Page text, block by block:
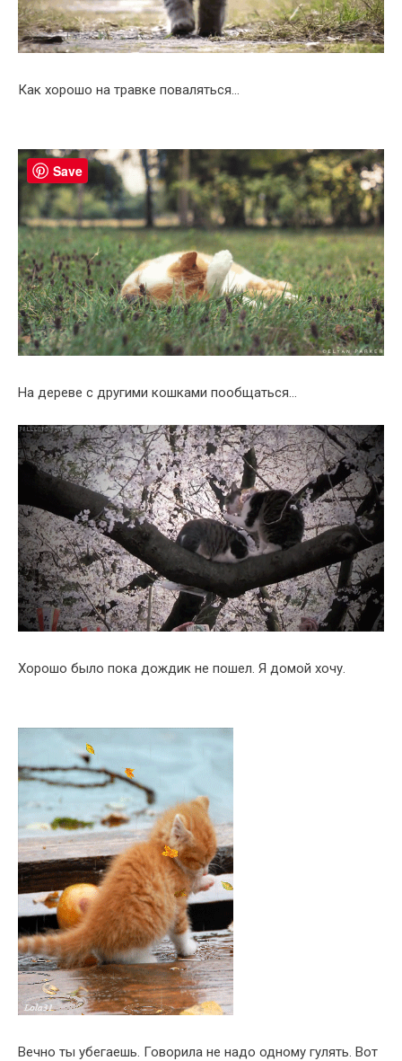
Как хорошо на травке поваляться…
На дереве с другими кошками пообщаться…
Хорошо было пока дождик не пошел. Я домой хочу.
Вечно ты убегаешь. Говорила не надо одному гулять. Вот
Save